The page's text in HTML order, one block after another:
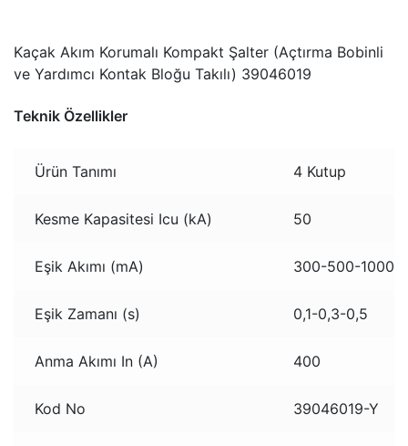
Kaçak Akım Korumalı Kompakt Şalter (Açtırma Bobinli
ve Yardımcı Kontak Bloğu Takılı) 39046019
Teknik Özellikler
Ürün Tanımı 4 Kutup
Kesme Kapasitesi Icu (kA) 50
Eşik Akımı (mA) 300-500-1000
Eşik Zamanı (s) 0,1-0,3-0,5
Anma Akımı In (A) 400
Kod No 39046019-Y